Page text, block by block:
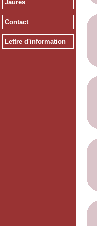
Jaurès
Contact
Lettre d'information